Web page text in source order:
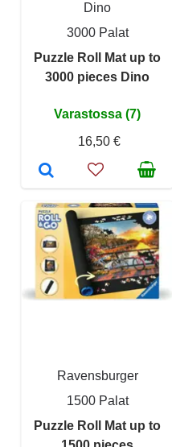
Dino
3000 Palat
Puzzle Roll Mat up to
3000 pieces Dino
Varastossa (7)
16,50 €
Ravensburger
1500 Palat
Puzzle Roll Mat up to